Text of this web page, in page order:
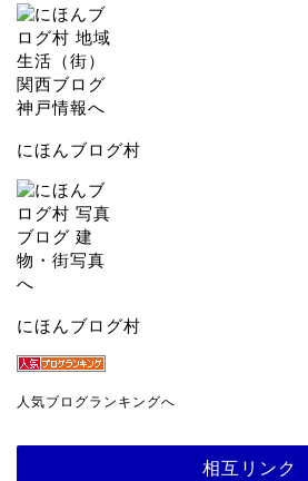
にほんブログ村
にほんブログ村
人気ブログランキングへ
相互リンク